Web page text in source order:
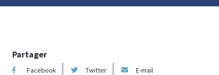
Partager
Facebook Twitter E-mail